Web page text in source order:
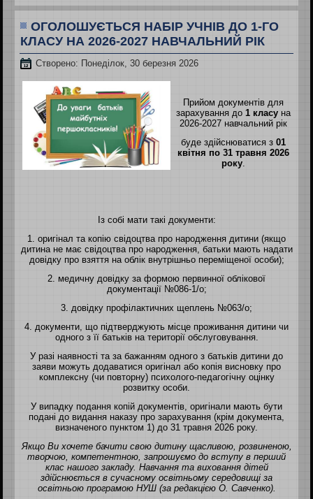
ОГОЛОШУЄТЬСЯ НАБІР УЧНІВ ДО 1-ГО
КЛАСУ НА 2026-2027 НАВЧАЛЬНИЙ РІК
Створено: Понеділок, 30 березня 2026
Прийом документів для
зарахування до 1 класуна
2026-2027 навчальний рік
буде здійснюватися з 01
квітня по 31 травня 2026
року.
Із собі мати такі документи:
1. оригінал та копію свідоцтва про народження дитини (якщо
дитина не має свідоцтва про народження, батьки мають надати
довідку про взяття на облік внутрішньо переміщеної особи);
2. медичну довідку за формою первинної облікової
документації №086-1/о;
3. довідку профілактичних щеплень №063/о;
4. документи, що підтверджують місце проживання дитини чи
одного з її батьків на території обслуговування.
У разі наявності та за бажанням одного з батьків дитини до
заяви можуть додаватися оригінал або копія висновку про
комплексну (чи повторну) психолого-педагогічну оцінку
розвитку особи.
У випадку подання копій документів, оригінали мають бути
подані до видання наказу про зарахування (крім документа,
визначеного пунктом 1) до 31 травня 2026 року.
Якщо Ви хочете бачити свою дитину щасливою, розвиненою,
творчою, компетентною, запрошуємо до вступу в перший
клас нашого закладу. Навчання та виховання дітей
здійснюється в сучасному освітньому середовищі за
освітньою програмою НУШ (за редакцією О. Савченко).